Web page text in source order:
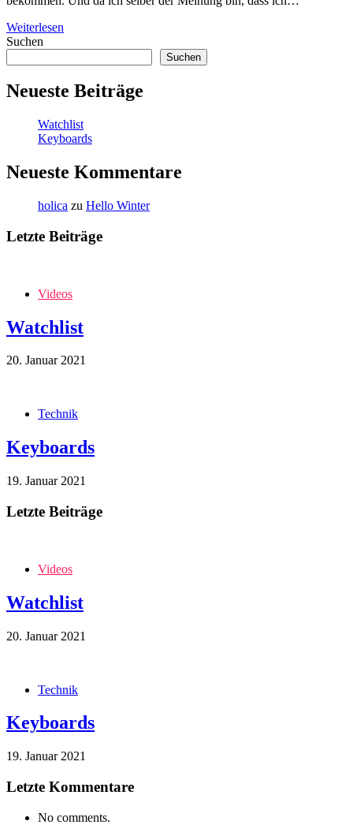
Weiterlesen
Suchen
Suchen
Neueste Beiträge
Watchlist
Keyboards
Neueste Kommentare
holica zu Hello Winter
Letzte Beiträge
Videos
Watchlist
20. Januar 2021
Technik
Keyboards
19. Januar 2021
Letzte Beiträge
Videos
Watchlist
20. Januar 2021
Technik
Keyboards
19. Januar 2021
Letzte Kommentare
No comments.